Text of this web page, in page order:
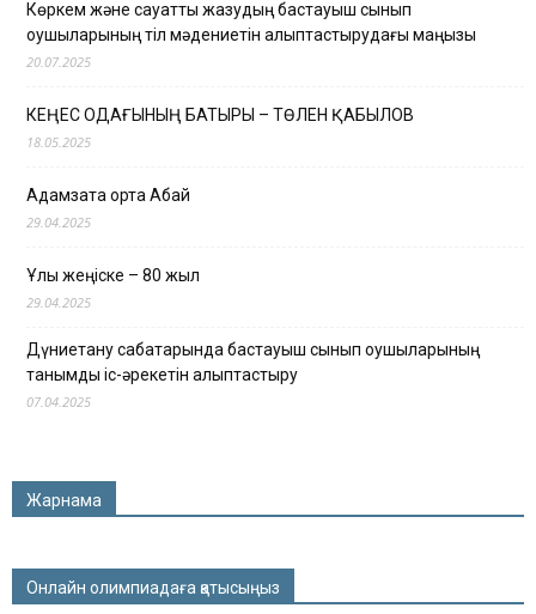
Көркем және сауатты жазудың бастауыш сынып
оқушыларының тіл мәдениетін қалыптастырудағы маңызы
20.07.2025
КЕҢЕС ОДАҒЫНЫҢ БАТЫРЫ – ТӨЛЕН ҚАБЫЛОВ
18.05.2025
Адамзатқа ортақ Абай
29.04.2025
Ұлы жеңіске – 80 жыл
29.04.2025
Дүниетану сабақтарында бастауыш сынып оқушыларының
танымдық іс-әрекетін қалыптастыру
07.04.2025
Жарнама
Онлайн олимпиадаға қатысыңыз